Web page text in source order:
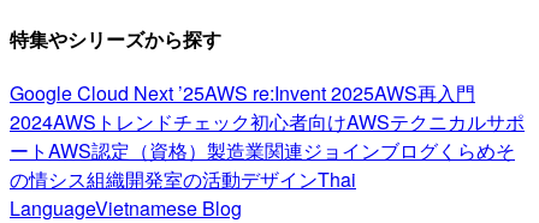
特集やシリーズから探す
Google Cloud Next ’25AWS re:Invent 2025AWS再入門
2024AWSトレンドチェック初心者向けAWSテクニカルサポ
ートAWS認定（資格） 製造業関連ジョインブログくらめそ
の情シス組織開発室の活動デザインThai
LanguageVietnamese Blog